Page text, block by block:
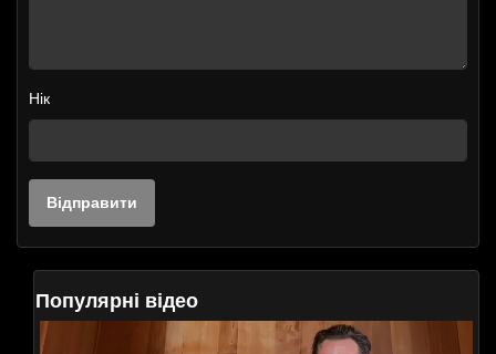
Нік
Популярні відео